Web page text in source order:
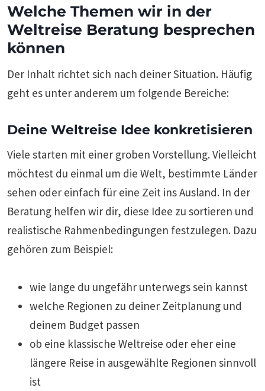
Welche Themen wir in der
Weltreise Beratung besprechen
können
Der Inhalt richtet sich nach deiner Situation. Häufig
geht es unter anderem um folgende Bereiche:
Deine Weltreise Idee konkretisieren
Viele starten mit einer groben Vorstellung. Vielleicht
möchtest du einmal um die Welt, bestimmte Länder
sehen oder einfach für eine Zeit ins Ausland. In der
Beratung helfen wir dir, diese Idee zu sortieren und
realistische Rahmenbedingungen festzulegen. Dazu
gehören zum Beispiel:
wie lange du ungefähr unterwegs sein kannst
welche Regionen zu deiner Zeitplanung und
deinem Budget passen
ob eine klassische Weltreise oder eher eine
längere Reise in ausgewählte Regionen sinnvoll
ist